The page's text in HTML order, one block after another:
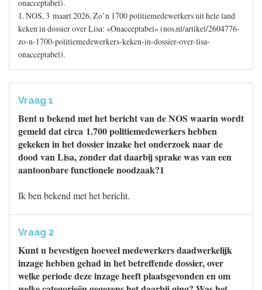
onacceptabel).
1. NOS, 3 maart 2026, Zo’n 1700 politiemedewerkers uit hele land
keken in dossier over Lisa: «Onacceptabel» (nos.nl/artikel/2604776-
zo-n-1700-politiemedewerkers-keken-in-dossier-over-lisa-
onacceptabel).
Vraag 1
Bent u bekend met het bericht van de NOS waarin wordt
gemeld dat circa 1.700 politiemedewerkers hebben
gekeken in het dossier inzake het onderzoek naar de
dood van Lisa, zonder dat daarbij sprake was van een
aantoonbare functionele noodzaak?1
Ik ben bekend met het bericht.
Vraag 2
Kunt u bevestigen hoeveel medewerkers daadwerkelijk
inzage hebben gehad in het betreffende dossier, over
welke periode deze inzage heeft plaatsgevonden en om